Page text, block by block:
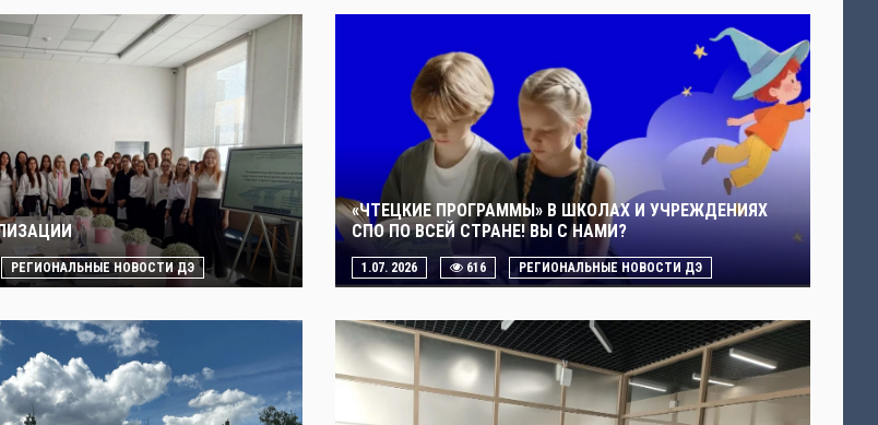
РЕГИОНАЛЬНЫЕ НОВОСТИ ДЭ
«ЧТЕЦКИЕ ПРОГРАММЫ» В ШКОЛАХ И УЧРЕЖДЕНИЯХ
СПО ПО ВСЕЙ СТРАНЕ! ВЫ С НАМИ?
1.07. 2026 616 РЕГИОНАЛЬНЫЕ НОВОСТИ ДЭ